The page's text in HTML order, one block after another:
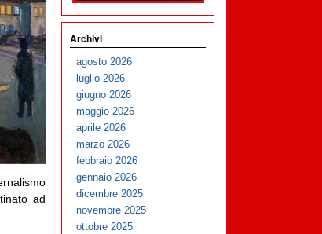
ad
Archivi
agosto 2026
luglio 2026
giugno 2026
maggio 2026
aprile 2026
marzo 2026
febbraio 2026
gennaio 2026
dicembre 2025
novembre 2025
ottobre 2025